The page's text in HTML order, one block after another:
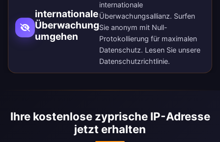
internationale
Überwachung
umgehen
internationale
Überwachungsallianz. Surfen
Sie anonym mit Null-
Protokollierung für maximalen
Datenschutz. Lesen Sie unsere
Datenschutzrichtlinie.
Ihre kostenlose zyprische IP-Adresse
jetzt erhalten